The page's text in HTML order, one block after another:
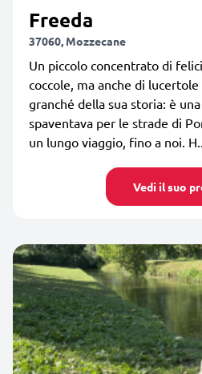
Freeda
37060, Mozzecane
Un piccolo concentrato di
coccole, ma anche di
granché della sua storia: è
spaventava per le strade di
un lungo viaggio, fino a noi. H...
Vedi il suo